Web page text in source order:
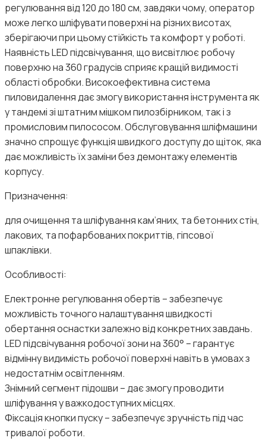
регулювання від 120 до 180 см, завдяки чому, оператор
може легко шліфувати поверхні на різних висотах,
зберігаючи при цьому стійкість та комфорт у роботі.
Наявність LED підсвічування, що висвітлює робочу
поверхню на 360 градусів сприяє кращій видимості
області обробки. Високоефективна система
пиловидалення дає змогу використання інструмента як
у тандемі зі штатним мішком пилозбірником, так і з
промисловим пилососом. Обслуговування шліфмашини
значно спрощує функція швидкого доступу до щіток, яка
дає можливість їх заміни без демонтажу елементів
корпусу.
Призначення:
для очищення та шліфування кам’яних, та бетонних стін,
лакових, та пофарбованих покриттів, гіпсової
шпаклівки.
Особливості:
Електронне регулювання обертів – забезпечує
можливість точного налаштування швидкості
обертання оснастки залежно від конкретних завдань.
LED підсвічування робочої зони на 360° – гарантує
відмінну видимість робочої поверхні навіть в умовах з
недостатнім освітленням.
Знімний сегмент підошви – дає змогу проводити
шліфування у важкодоступних місцях.
Фіксація кнопки пуску – забезпечує зручність під час
тривалої роботи.